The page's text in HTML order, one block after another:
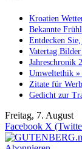
Kroatien
Bekannte
Entdecken
Vatertag
Jahreschronik
Umweltethik »
Zitate für
Gedicht zur
Freitag, 7. August
Facebook X